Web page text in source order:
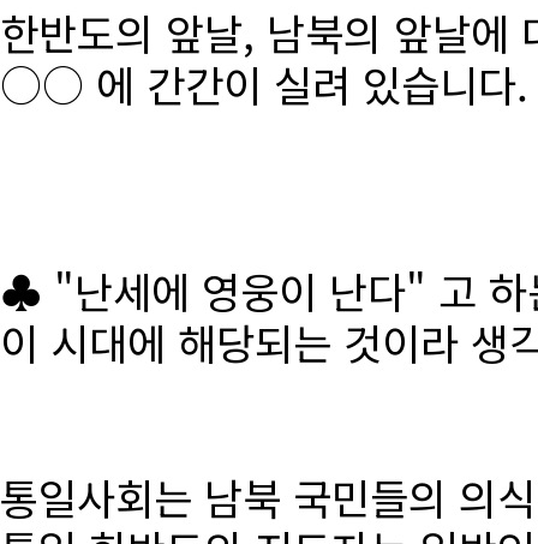
한반도의 앞날, 남북의 앞날에
○○ 에 간간이 실려 있습니다.
♣ "난세에 영웅이 난다" 고 하
이 시대에 해당되는 것이라 생
통일사회는 남북 국민들의 의